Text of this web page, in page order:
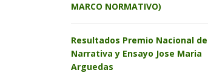
MARCO NORMATIVO)
Resultados Premio Nacional de
Narrativa y Ensayo Jose Maria
Arguedas